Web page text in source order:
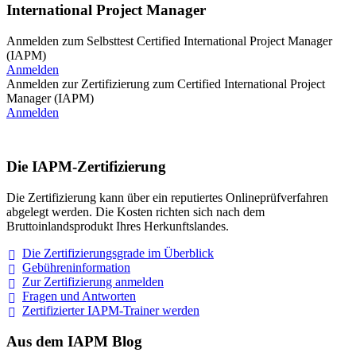
International Project Manager
Anmelden zum Selbsttest Certified International Project Manager
(IAPM)
Anmelden
Anmelden zur Zertifizierung zum Certified International Project
Manager (IAPM)
Anmelden
Die IAPM-Zertifizierung
Die Zertifizierung kann über ein reputiertes Onlineprüfverfahren
abgelegt werden. Die Kosten richten sich nach dem
Bruttoinlandsprodukt Ihres Herkunftslandes.
Die Zertifizierungsgrade im Überblick
Gebühreninformation
Zur Zertifizierung anmelden
Fragen und Antworten
Zertifizierter IAPM-Trainerwerden
Aus dem IAPM Blog